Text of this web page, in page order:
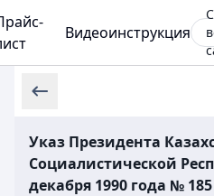
Видеоинструкция
Указ Президента
Социалистической
декабря 1990 года №